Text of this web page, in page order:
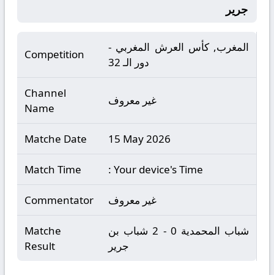
جرير
Competition
المغرب, كأس العرش المغربي -
دور الـ 32
Channel
Name
غير معروف
Matche Date 15 May 2026
Match Time : Your device's Time
Commentator غير معروف
Matche
Result
شباب المحمدية 0 - 2 شباب بن
جرير